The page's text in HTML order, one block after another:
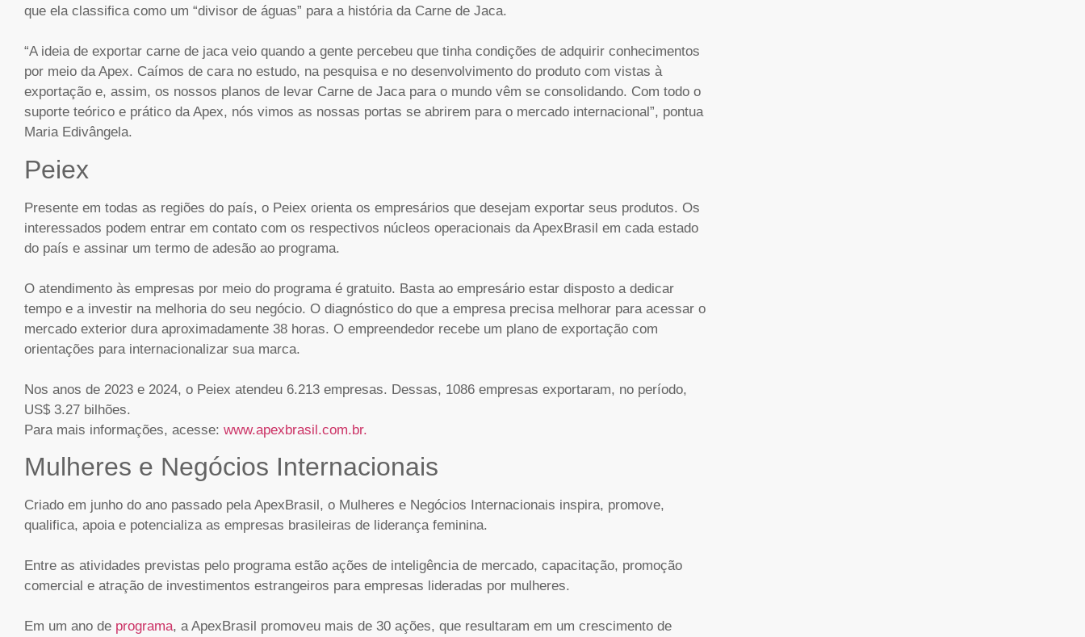
que ela classifica como um “divisor de águas” para a história da Carne de Jaca.
“A ideia de exportar carne de jaca veio quando a gente percebeu que tinha condições de adquirir conhecimentos
por meio da Apex. Caímos de cara no estudo, na pesquisa e no desenvolvimento do produto com vistas à
exportação e, assim, os nossos planos de levar Carne de Jaca para o mundo vêm se consolidando. Com todo o
suporte teórico e prático da Apex, nós vimos as nossas portas se abrirem para o mercado internacional”, pontua
Maria Edivângela.
Peiex
Presente em todas as regiões do país, o Peiex orienta os empresários que desejam exportar seus produtos. Os
interessados podem entrar em contato com os respectivos núcleos operacionais da ApexBrasil em cada estado
do país e assinar um termo de adesão ao programa.
O atendimento às empresas por meio do programa é gratuito. Basta ao empresário estar disposto a dedicar
tempo e a investir na melhoria do seu negócio. O diagnóstico do que a empresa precisa melhorar para acessar o
mercado exterior dura aproximadamente 38 horas. O empreendedor recebe um plano de exportação com
orientações para internacionalizar sua marca.
Nos anos de 2023 e 2024, o Peiex atendeu 6.213 empresas. Dessas, 1086 empresas exportaram, no período,
US$ 3.27 bilhões.
Para mais informações, acesse: www.apexbrasil.com.br.
Mulheres e Negócios Internacionais
Criado em junho do ano passado pela ApexBrasil, o Mulheres e Negócios Internacionais inspira, promove,
qualifica, apoia e potencializa as empresas brasileiras de liderança feminina.
Entre as atividades previstas pelo programa estão ações de inteligência de mercado, capacitação, promoção
comercial e atração de investimentos estrangeiros para empresas lideradas por mulheres.
Em um ano de programa, a ApexBrasil promoveu mais de 30 ações, que resultaram em um crescimento de